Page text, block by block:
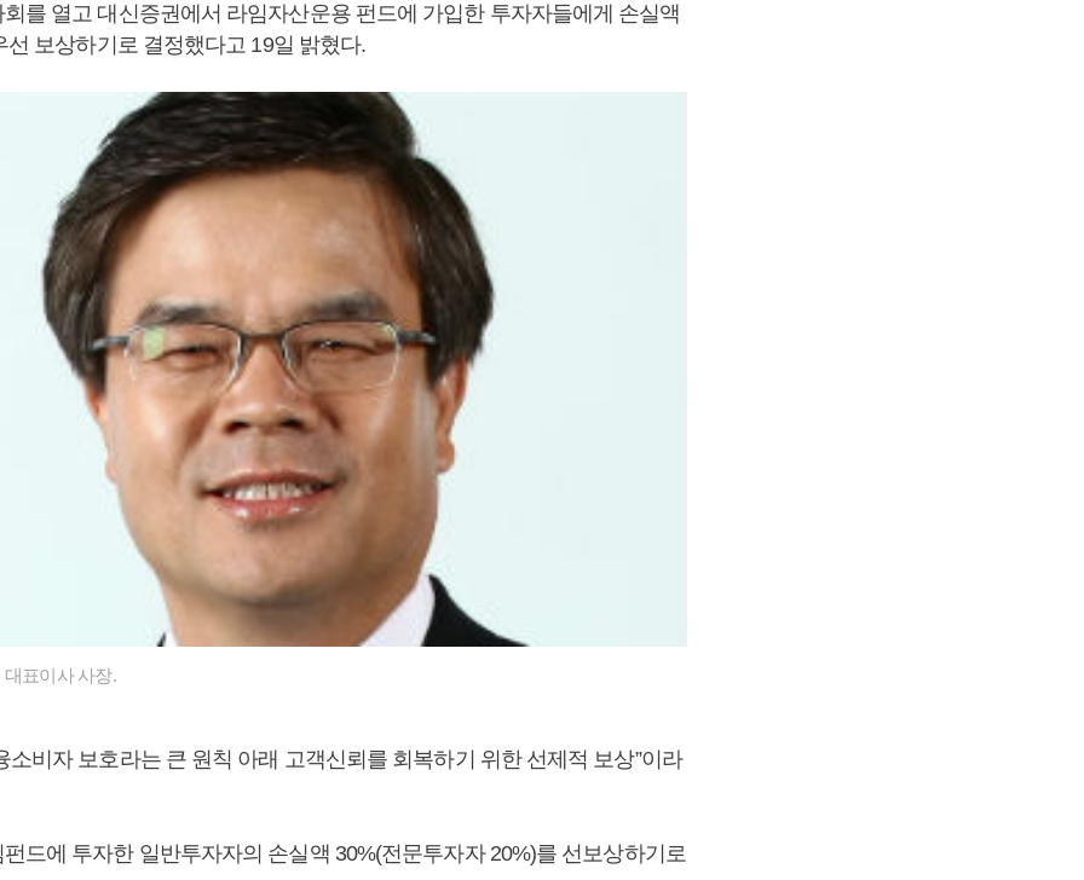
를 열고 대신증권에서 라임자산운용 펀드에 가입한 투자자들에게 손실액
선 보상하기로 결정했다고 19일 밝혔다.
표이사 사장.
소비자 보호라는 큰 원칙 아래 고객신뢰를 회복하기 위한 선제적 보상”이라
드에 투자한 일반투자자의 손실액 30%(전문투자자 20%)를 선보상하기로